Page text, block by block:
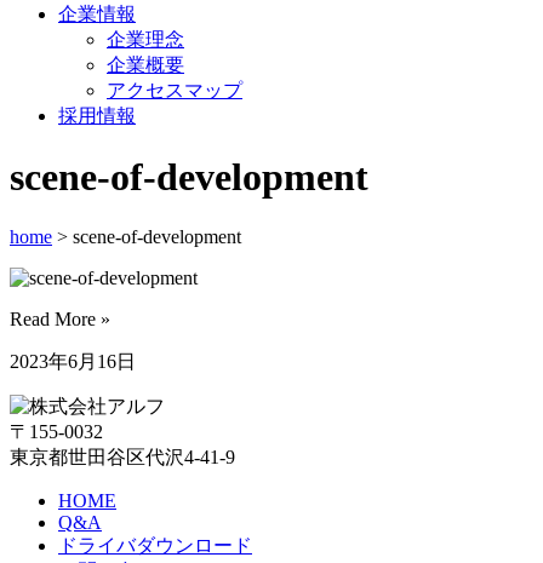
企業情報
企業理念
企業概要
アクセスマップ
採用情報
scene-of-development
home > scene-of-development
Read More »
2023年6月16日
〒155-0032
東京都世田谷区代沢4-41-9
HOME
Q&A
ドライバダウンロード